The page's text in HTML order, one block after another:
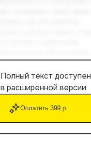
Полный текст доступен
в расширенной версии
Оплатить 399 р.